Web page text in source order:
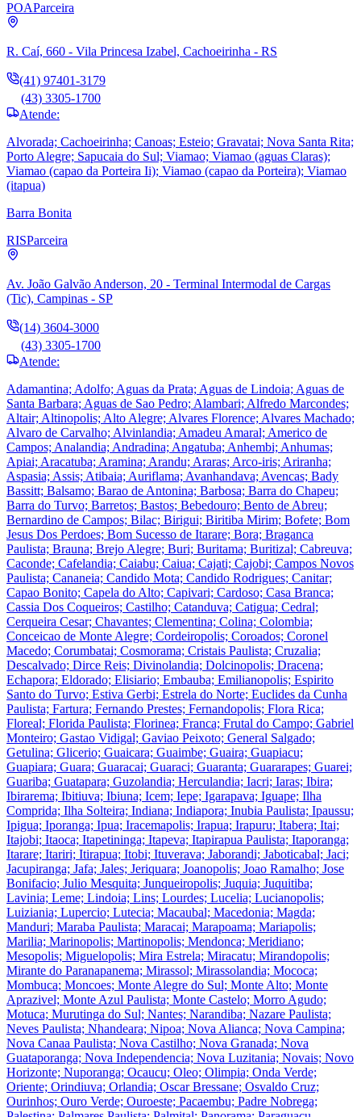
POAParceira
R. Caí, 660 - Vila Princesa Izabel, Cachoeirinha - RS
(41) 97401-3179
(43) 3305-1700
Atende:
Alvorada; Cachoeirinha; Canoas; Esteio; Gravatai; Nova Santa Rita;
Porto Alegre; Sapucaia do Sul; Viamao; Viamao (aguas Claras);
Viamao (capao da Porteira Ii); Viamao (capao da Porteira); Viamao
(itapua)
Barra Bonita
RISParceira
Av. João Galvão Anderson, 20 - Terminal Intermodal de Cargas
(Tic), Campinas - SP
(14) 3604-3000
(43) 3305-1700
Atende:
Adamantina; Adolfo; Aguas da Prata; Aguas de Lindoia; Aguas de
Santa Barbara; Aguas de Sao Pedro; Alambari; Alfredo Marcondes;
Altair; Altinopolis; Alto Alegre; Alvares Florence; Alvares Machado;
Alvaro de Carvalho; Alvinlandia; Amadeu Amaral; Americo de
Campos; Analandia; Andradina; Angatuba; Anhembi; Anhumas;
Apiai; Aracatuba; Aramina; Arandu; Araras; Arco-iris; Ariranha;
Aspasia; Assis; Atibaia; Auriflama; Avanhandava; Avencas; Bady
Bassitt; Balsamo; Barao de Antonina; Barbosa; Barra do Chapeu;
Barra do Turvo; Barretos; Bastos; Bebedouro; Bento de Abreu;
Bernardino de Campos; Bilac; Birigui; Biritiba Mirim; Bofete; Bom
Jesus Dos Perdoes; Bom Sucesso de Itarare; Bora; Braganca
Paulista; Brauna; Brejo Alegre; Buri; Buritama; Buritizal; Cabreuva;
Caconde; Cafelandia; Caiabu; Caiua; Cajati; Cajobi; Campos Novos
Paulista; Cananeia; Candido Mota; Candido Rodrigues; Canitar;
Capao Bonito; Capela do Alto; Capivari; Cardoso; Casa Branca;
Cassia Dos Coqueiros; Castilho; Catanduva; Catigua; Cedral;
Cerqueira Cesar; Chavantes; Clementina; Colina; Colombia;
Conceicao de Monte Alegre; Cordeiropolis; Coroados; Coronel
Macedo; Corumbatai; Cosmorama; Cristais Paulista; Cruzalia;
Descalvado; Dirce Reis; Divinolandia; Dolcinopolis; Dracena;
Echapora; Eldorado; Elisiario; Embauba; Emilianopolis; Espirito
Santo do Turvo; Estiva Gerbi; Estrela do Norte; Euclides da Cunha
Paulista; Fartura; Fernando Prestes; Fernandopolis; Flora Rica;
Floreal; Florida Paulista; Florinea; Franca; Frutal do Campo; Gabriel
Monteiro; Gastao Vidigal; Gaviao Peixoto; General Salgado;
Getulina; Glicerio; Guaicara; Guaimbe; Guaira; Guapiacu;
Guapiara; Guara; Guaracai; Guaraci; Guaranta; Guararapes; Guarei;
Guariba; Guatapara; Guzolandia; Herculandia; Iacri; Iaras; Ibira;
Ibirarema; Ibitiuva; Ibiuna; Icem; Iepe; Igarapava; Iguape; Ilha
Comprida; Ilha Solteira; Indiana; Indiapora; Inubia Paulista; Ipaussu;
Ipigua; Iporanga; Ipua; Iracemapolis; Irapua; Irapuru; Itabera; Itai;
Itajobi; Itaoca; Itapetininga; Itapeva; Itapirapua Paulista; Itaporanga;
Itarare; Itariri; Itirapua; Itobi; Ituverava; Jaborandi; Jaboticabal; Jaci;
Jacupiranga; Jafa; Jales; Jeriquara; Joanopolis; Joao Ramalho; Jose
Bonifacio; Julio Mesquita; Junqueiropolis; Juquia; Juquitiba;
Lavinia; Leme; Lindoia; Lins; Lourdes; Lucelia; Lucianopolis;
Luiziania; Lupercio; Lutecia; Macaubal; Macedonia; Magda;
Manduri; Maraba Paulista; Maracai; Marapoama; Mariapolis;
Marilia; Marinopolis; Martinopolis; Mendonca; Meridiano;
Mesopolis; Miguelopolis; Mira Estrela; Miracatu; Mirandopolis;
Mirante do Paranapanema; Mirassol; Mirassolandia; Mococa;
Mombuca; Moncoes; Monte Alegre do Sul; Monte Alto; Monte
Aprazivel; Monte Azul Paulista; Monte Castelo; Morro Agudo;
Motuca; Murutinga do Sul; Nantes; Narandiba; Nazare Paulista;
Neves Paulista; Nhandeara; Nipoa; Nova Alianca; Nova Campina;
Nova Canaa Paulista; Nova Castilho; Nova Granada; Nova
Guataporanga; Nova Independencia; Nova Luzitania; Novais; Novo
Horizonte; Nuporanga; Ocaucu; Oleo; Olimpia; Onda Verde;
Oriente; Orindiuva; Orlandia; Oscar Bressane; Osvaldo Cruz;
Ourinhos; Ouro Verde; Ouroeste; Pacaembu; Padre Nobrega;